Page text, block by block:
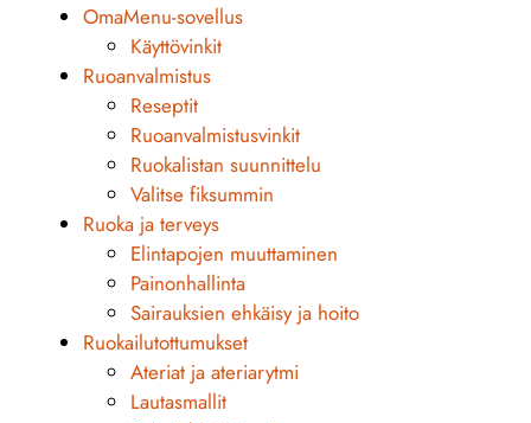
OmaMenu-sovellus
Käyttövinkit
Ruoanvalmistus
Reseptit
Ruoanvalmistusvinkit
Ruokalistan suunnittelu
Valitse fiksummin
Ruoka ja terveys
Elintapojen muuttaminen
Painonhallinta
Sairauksien ehkäisy ja hoito
Ruokailutottumukset
Ateriat ja ateriarytmi
Lautasmallit